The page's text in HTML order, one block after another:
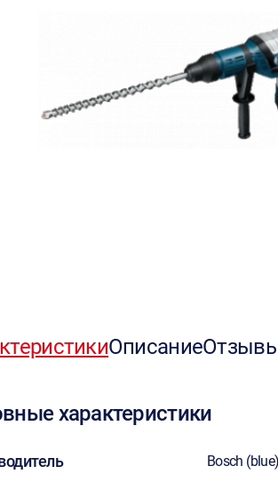
Описание
характеристики
Bosch (blue)